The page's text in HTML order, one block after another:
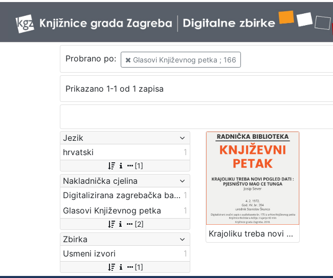
Probrano po: Glasovi Književnog petka ; 166
Prikazano 1-1 od 1 zapisa
Jezik
hrvatski
1
[1]
Nakladnička cjelina
Digitalizirana zagrebačka baština 1
Glasovi Književnog petka
1
[2]
Zbirka
Usmeni izvori
1
[1]
Krajoliku treba novi pogled dati : pjesništvo Mao Ce Tunga : Književni petak, dvorana u Novinarskom domu, 4. 2. 1972., br. 394 / Josip Sever ; urednik Stanislav Škunca